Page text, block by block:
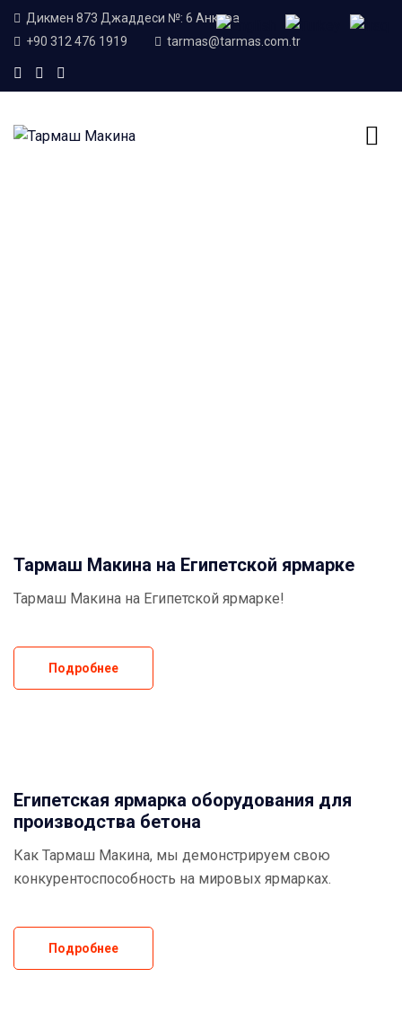
Дикмен 873 Джаддеси №: 6 Анкара
+90 312 476 1919
tarmas@tarmas.com.tr
Тармаш Макина на Египетской ярмарке
Тармаш Макина на Египетской ярмарке!
Подробнее
Египетская ярмарка оборудования для
производства бетона
Как Тармаш Макина, мы демонстрируем свою
конкурентоспособность на мировых ярмарках.
Подробнее